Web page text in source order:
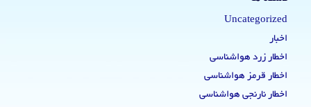
Uncategorized
اخبار
اخطار زرد هواشناسی
اخطار قرمز هواشناسی
اخطار نارنجی هواشناسی